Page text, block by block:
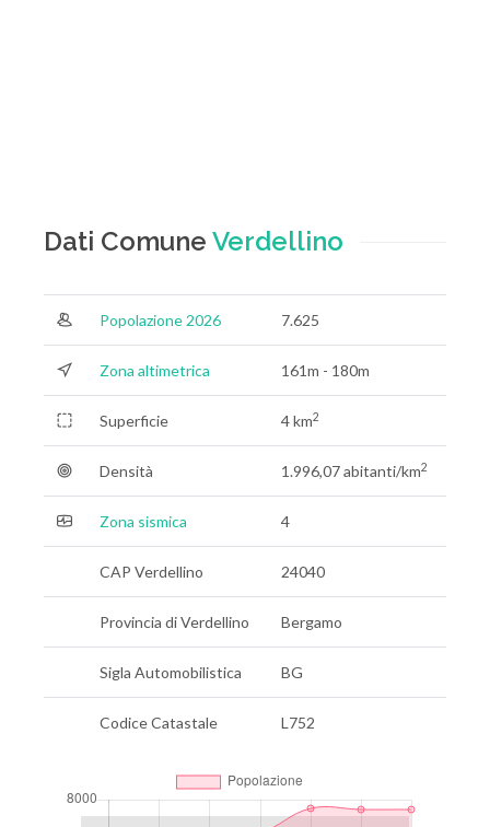
Dati Comune Verdellino
Popolazione 2026 7.625
Zona altimetrica 161m - 180m
Superficie 4 km2
Densità 1.996,07 abitanti/km2
Zona sismica 4
CAP Verdellino 24040
Provincia di Verdellino Bergamo
Sigla Automobilistica BG
Codice Catastale L752